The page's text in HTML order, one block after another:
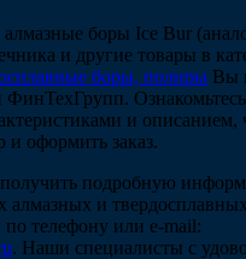
боры Ice Bur
и другие товары в
боры, полиры Вы
ФинТехГрупп.
и описанием,
оформить заказ.
подробную
алмазных и
по телефону или e-mail:
. Наши специалисты с